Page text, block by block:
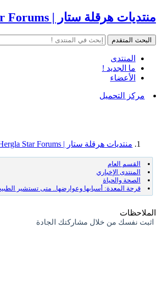
منتديات هرقلة ستار | Hergla Star Forums
المنتدى
ما الجديد !
الأعضاء
مركز التحميل
منتديات هرقلة ستار | Hergla Star Forums
القسم العام
المنتدى الإخباري
الصحة والحياة
قرحة المعدة: أسبابها وعوارضها.. متى تستشير
الملاحظات
اثبت نفسك من خلال مشاركتك الجادة